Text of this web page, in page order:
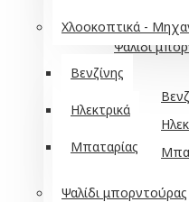
Χλοοκοπτικά -
Βενζίνης
Ηλεκτρικά
Μπαταρίας
Ψαλίδι μπορντούρας
Ψαλίδι
Ψεκαστικά